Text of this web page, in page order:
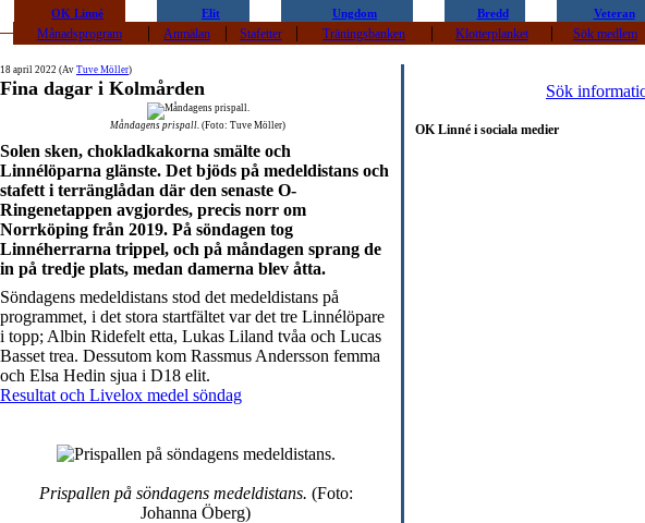
OK Linné Elit Ungdom Bredd Veteran
Månadsprogram | Anmälan | Stafetter | Träningsbanken | Klotterplanket | Sök medlem
18 april 2022 (Av Tuve Möller)
Fina dagar i Kolmården
Måndagens prispall. (Foto: Tuve Möller)
Solen sken, chokladkakorna smälte och
Linnélöparna glänste. Det bjöds på medeldistans och
stafett i terränglådan där den senaste O-
Ringenetappen avgjordes, precis norr om
Norrköping från 2019. På söndagen tog
Linnéherrarna trippel, och på måndagen sprang de
in på tredje plats, medan damerna blev åtta.
Söndagens medeldistans stod det medeldistans på
programmet, i det stora startfältet var det tre Linnélöpare
i topp; Albin Ridefelt etta, Lukas Liland tvåa och Lucas
Basset trea. Dessutom kom Rassmus Andersson femma
och Elsa Hedin sjua i D18 elit.
Resultat och Livelox medel söndag
Prispallen på söndagens medeldistans. (Foto:
Johanna Öberg)
Sök
OK Linné i sociala medier